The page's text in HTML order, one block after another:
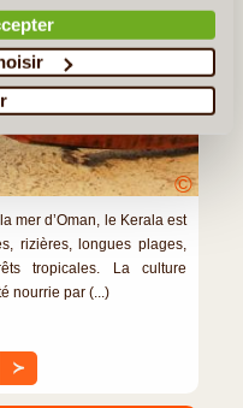
©
mer d’Oman, le Kerala est
rizières, longues plages,
tropicales. La culture
nourrie par (...)
≻